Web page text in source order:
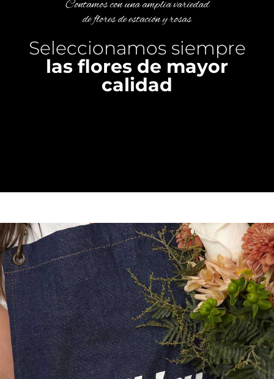
Contamos con una amplia variedad
de flores de estación y rosas
Seleccionamos siempre
las flores de mayor
calidad